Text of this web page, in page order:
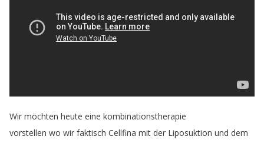
Wir möchten heute eine kombinationstherapie
vorstellen wo wir faktisch Cellfina mit der Liposuktion und dem